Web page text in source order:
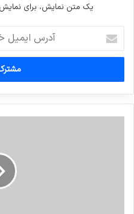
یک متن نمایش، برای
ایمیل
خود
وارد
کنید